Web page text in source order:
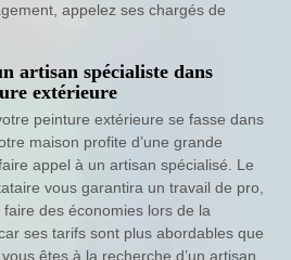
appelez ses chargés de
artisan spécialiste dans
extérieure
peinture extérieure se fasse dans
maison profite d’une grande
appel à un artisan spécialisé. Le
vous garantira un travail de pro,
des économies lors de la
ses tarifs sont plus abordables que
êtes à la recherche d’un artisan